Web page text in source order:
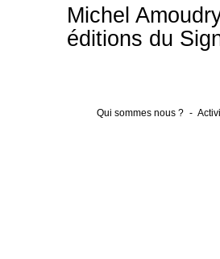
Michel
éditions du
Qui sommes nous ? -